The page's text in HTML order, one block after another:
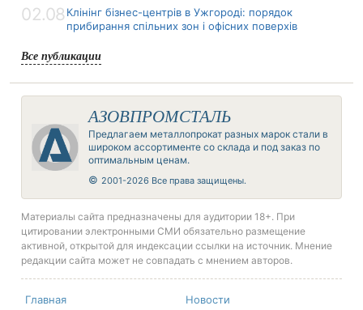
02.08 Клінінг бізнес-центрів в Ужгороді: порядок
прибирання спільних зон і офісних поверхів
Все публикации
АЗОВПРОМСТАЛЬ
Предлагаем металлопрокат разных марок стали в
широком ассортименте со склада и под заказ по
оптимальным ценам.
© 2001-2026 Все права защищены.
Материалы сайта предназначены для аудитории 18+. При
цитировании электронными СМИ обязательно размещение
активной, открытой для индексации ссылки на источник. Мнение
редакции сайта может не совпадать с мнением авторов.
Главная Новости